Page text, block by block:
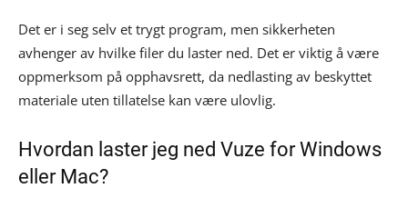
Det er i seg selv et trygt program, men sikkerheten
avhenger av hvilke filer du laster ned. Det er viktig å være
oppmerksom på opphavsrett, da nedlasting av beskyttet
materiale uten tillatelse kan være ulovlig.
Hvordan laster jeg ned Vuze for Windows
eller Mac?